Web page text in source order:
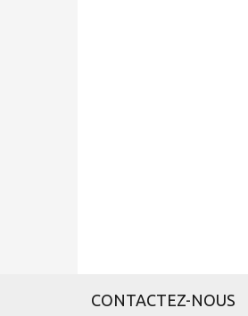
CONTACTEZ-NOUS